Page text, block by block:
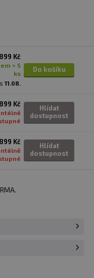
899 Kč
ks
11.08.
Do košíku
899 Kč
Hlídat
dostupnost
899 Kč
Hlídat
dostupnost